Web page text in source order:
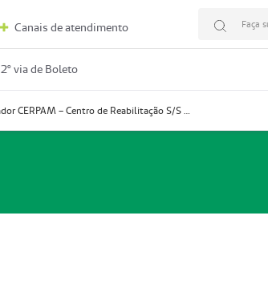
Canais de atendimento Faça
2º via de Boleto
Prestador CERPAM – Centro de Reabilitação S/S Ltda-ME (52004274-8)